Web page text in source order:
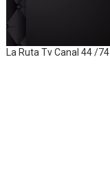
La Ruta Tv Canal 44 /74